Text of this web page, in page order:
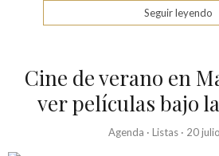
Seguir leyendo
Cine de verano en
ver películas bajo
Agenda · Listas · 20